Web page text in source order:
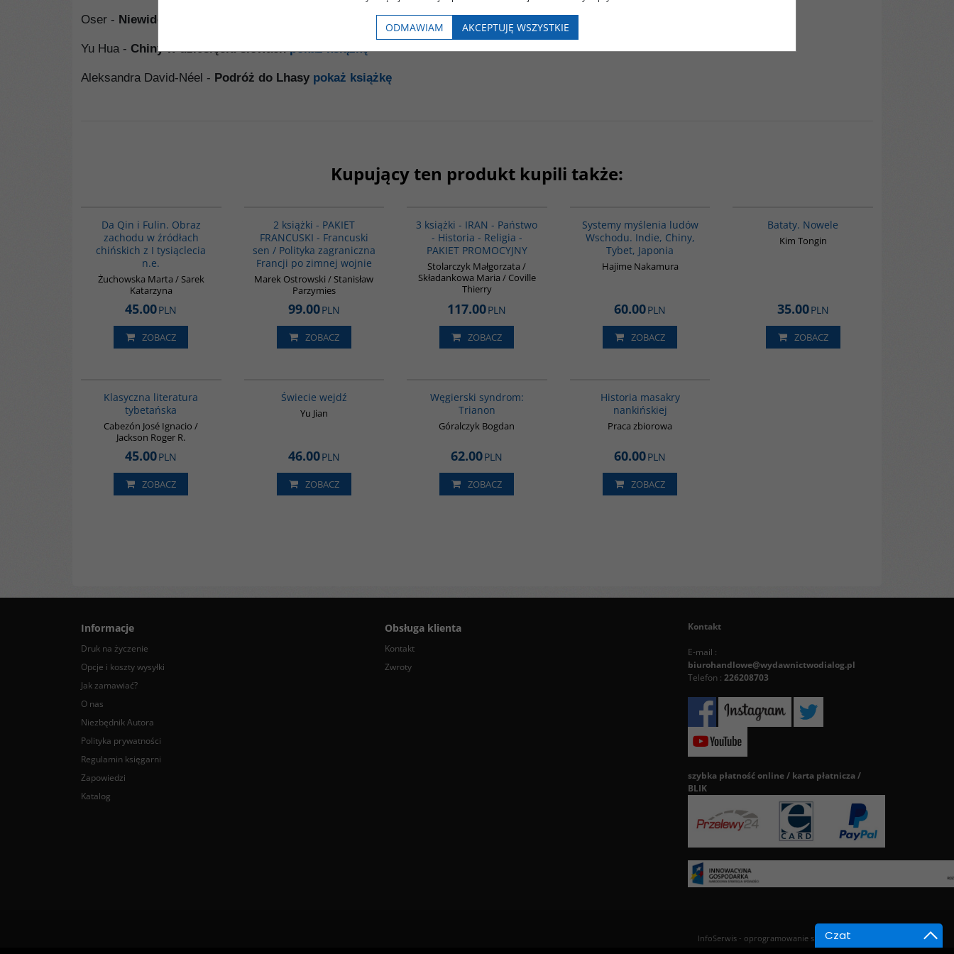
Czat
Oser - NiewidocznyTybet
Yu Hua - Chiny w dziesięciu słowach pokaż książkę
Aleksandra David-Néel - Podróż do Lhasy pokaż książkę
Kupujący ten produkt kupili także:
Da Qin i Fulin. Obraz
zachodu w źródłach
chińskich z I tysiąclecia
n.e.
Żuchowska Marta / Sarek
Katarzyna
45.00PLN
ZOBACZ
2 książki - PAKIET
FRANCUSKI - Francuski
sen / Polityka zagraniczna
Francji po zimnej wojnie
Marek Ostrowski / Stanisław
Parzymies
99.00PLN
ZOBACZ
3 książki - IRAN - Państwo
- Historia - Religia -
PAKIET PROMOCYJNY
Stolarczyk Małgorzata /
Składankowa Maria / Coville
Thierry
117.00PLN
ZOBACZ
Systemy myślenia ludów
Wschodu. Indie, Chiny,
Tybet, Japonia
Hajime Nakamura
60.00PLN
ZOBACZ
Bataty. Nowele
Kim Tongin
35.00PLN
ZOBACZ
Klasyczna literatura
tybetańska
Cabezón José Ignacio /
Jackson Roger R.
45.00PLN
ZOBACZ
Świecie wejdź
Yu Jian
46.00PLN
ZOBACZ
Węgierski syndrom:
Trianon
Góralczyk Bogdan
62.00PLN
ZOBACZ
Historia masakry
nankińskiej
Praca zbiorowa
60.00PLN
ZOBACZ
Informacje
Druk na życzenie
Opcje i koszty wysyłki
Jak zamawiać?
O nas
Niezbędnik Autora
Polityka prywatności
Regulamin księgarni
Zapowiedzi
Katalog
Obsługa klienta
Kontakt
Zwroty
Kontakt
E-mail :
biurohandlowe@wydawnictwodialog.pl
Telefon : 226208703
szybka płatność online / karta płatnicza /
BLIK
InfoSerwis - oprogramowanie sklepu BestSeller
ODMAWIAM AKCEPTUJĘ WSZYSTKIE